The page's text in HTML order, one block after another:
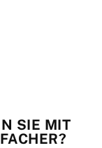
SIE MIT